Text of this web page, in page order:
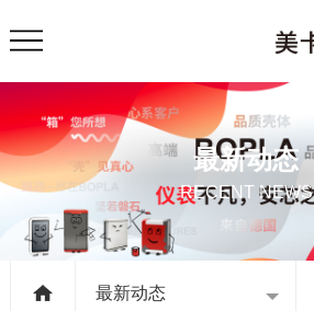
最新动态
RECENT NEWS
最新动态